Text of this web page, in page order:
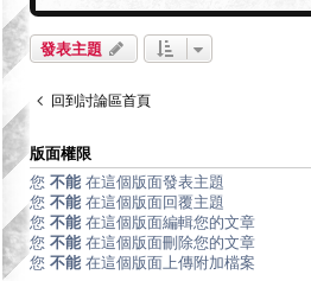
發表主題
回到討論區首頁
版面權限
您 不能 在這個版面發表主題
您 不能 在這個版面回覆主題
您 不能 在這個版面編輯您的文章
您 不能 在這個版面刪除您的文章
您 不能 在這個版面上傳附加檔案